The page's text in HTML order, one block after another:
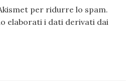
per ridurre lo spam.
elaborati i dati derivati dai